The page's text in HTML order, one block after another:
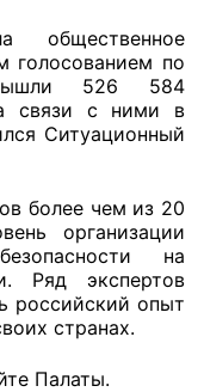
общественное
голосованием по
526 584
связи с ними в
Ситуационный
более чем из 20
организации
на
Ряд экспертов
российский опыт
странах.
Палаты.